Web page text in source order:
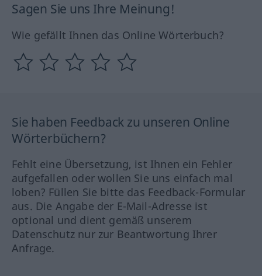
Sagen Sie uns Ihre Meinung!
Wie gefällt Ihnen das Online Wörterbuch?
Sie haben Feedback zu unseren Online
Wörterbüchern?
Fehlt eine Übersetzung, ist Ihnen ein Fehler
aufgefallen oder wollen Sie uns einfach mal
loben? Füllen Sie bitte das Feedback-Formular
aus. Die Angabe der E-Mail-Adresse ist
optional und dient gemäß unserem
Datenschutz nur zur Beantwortung Ihrer
Anfrage.